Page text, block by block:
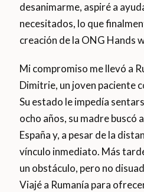
desanimarme, aspiré a
necesitados, lo que
creación de la ONG Hands
Mi compromiso me llevó a
Dimitrie, un joven paciente
Su estado le impedía
ocho años, su madre buscó
España y, a pesar de la
vínculo inmediato. Más
un obstáculo, pero no
Viajé a Rumanía para